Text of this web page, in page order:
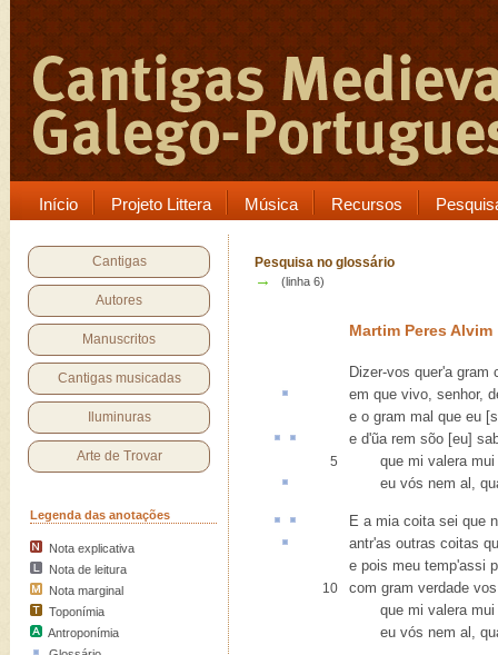
Início Projeto Littera Música Recursos
Cantigas
Autores
Manuscritos
Cantigas musicadas
Iluminuras
Arte de Trovar
Legenda das anotações
Nota explicativa
Nota de leitura
Nota marginal
Toponímia
Antroponímia
Pesquisa no glossário
→ (linha 6)
Martim Peres Alvim
Dizer-vos quer'a gram
em que vivo, senhor,
e o gram mal que eu
e d'ũa rem sõo [eu]
5
que mi valera mui
eu vós nem al ,
E a mia coitasei que
antr'as outras coitas
e pois meu temp'assi
10
com gram verdade
que mi valera mui
eu vós nem al,